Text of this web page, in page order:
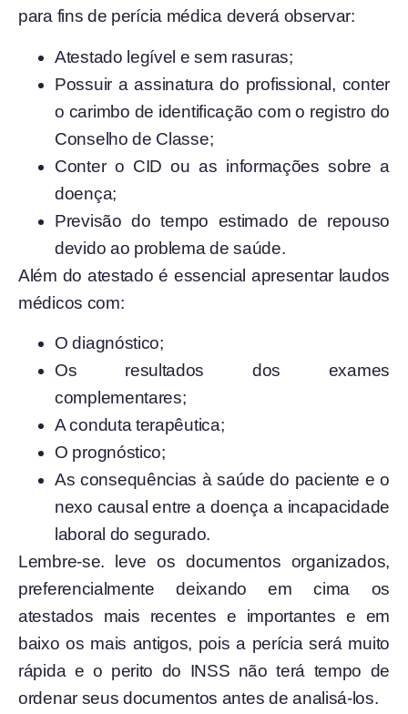
para fins de perícia médica deverá observar:
Atestado legível e sem rasuras;
Possuir a assinatura do profissional, conter
o carimbo de identificação com o registro do
Conselho de Classe;
Conter o CID ou as informações sobre a
doença;
Previsão do tempo estimado de repouso
devido ao problema de saúde.
Além do atestado é essencial apresentar laudos
médicos com:
O diagnóstico;
Os resultados dos exames
complementares;
A conduta terapêutica;
O prognóstico;
As consequências à saúde do paciente e o
nexo causal entre a doença a incapacidade
laboral do segurado.
Lembre-se. leve os documentos organizados,
preferencialmente deixando em cima os
atestados mais recentes e importantes e em
baixo os mais antigos, pois a perícia será muito
rápida e o perito do INSS não terá tempo de
ordenar seus documentos antes de analisá-los.